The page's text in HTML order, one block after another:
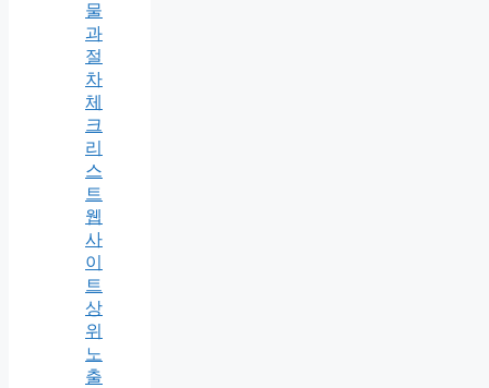
물
과
절
차
체
크
리
스
트
웹
사
이
트
상
위
노
출